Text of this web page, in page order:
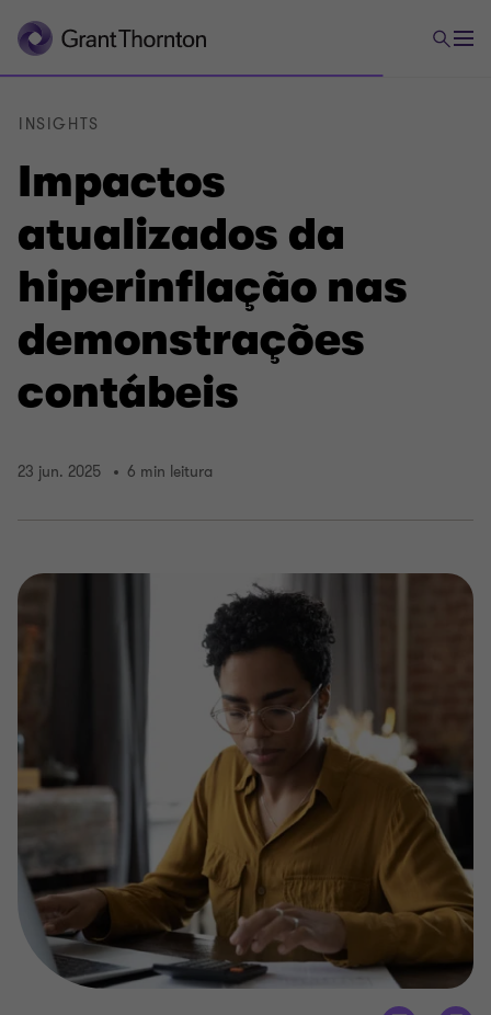
Impactos
atualizados da
hiperinflação nas
demonstrações
contábeis
INSIGHTS
23 jun. 2025 6 min leitura